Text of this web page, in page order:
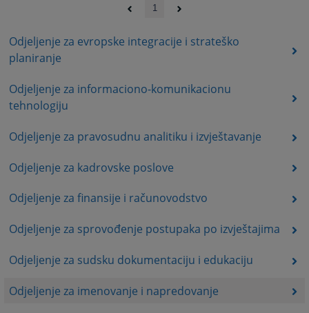
Odjeljenje za evropske integracije i strateško
planiranje
Odjeljenje za informaciono-komunikacionu
tehnologiju
Odjeljenje za pravosudnu analitiku i izvještavanje
Odjeljenje za kadrovske poslove
Odjeljenje za finansije i računovodstvo
Odjeljenje za sprovođenje postupaka po izvještajima
Odjeljenje za sudsku dokumentaciju i edukaciju
Odjeljenje za imenovanje i napredovanje
1